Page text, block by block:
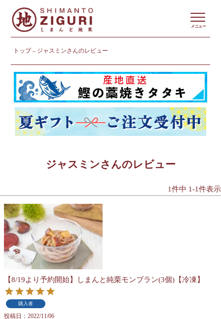
トップ ジャスミンさんのレビュー
メニュー
ジャスミンさんのレビュー
1件中 1-1件表示
【8/19より予約開始】しまんと純栗モンブラン(3個)【冷凍】
購入者
投稿日 2022/11/06